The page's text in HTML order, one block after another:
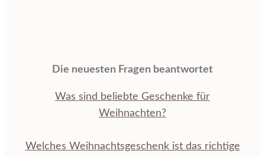
Die neuesten Fragen beantwortet
Was sind beliebte Geschenke für
Weihnachten?
Welches Weihnachtsgeschenk ist das richtige